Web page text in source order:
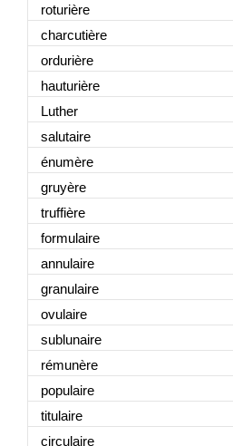
roturière
charcutière
ordurière
hauturière
Luther
salutaire
énumère
gruyère
truffière
formulaire
annulaire
granulaire
ovulaire
sublunaire
rémunère
populaire
titulaire
circulaire